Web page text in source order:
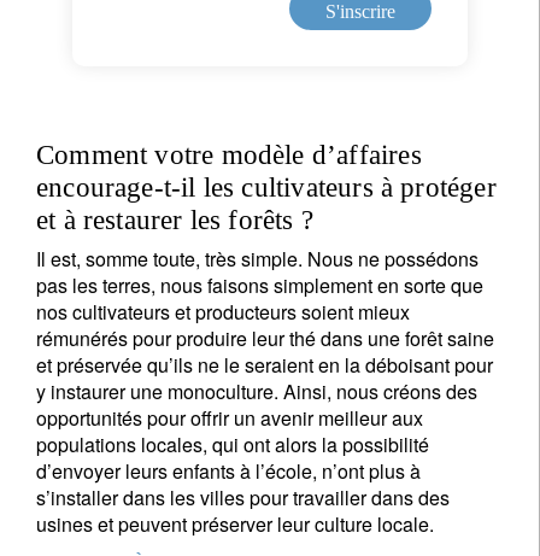
S'inscrire
Comment votre modèle d’affaires
encourage-t-il les cultivateurs à protéger
et à restaurer les forêts ?
Il est, somme toute, très simple. Nous ne possédons
pas les terres, nous faisons simplement en sorte que
nos cultivateurs et producteurs soient mieux
rémunérés pour produire leur thé dans une forêt saine
et préservée qu’ils ne le seraient en la déboisant pour
y instaurer une monoculture. Ainsi, nous créons des
opportunités pour offrir un avenir meilleur aux
populations locales, qui ont alors la possibilité
d’envoyer leurs enfants à l’école, n’ont plus à
s’installer dans les villes pour travailler dans des
usines et peuvent préserver leur culture locale.